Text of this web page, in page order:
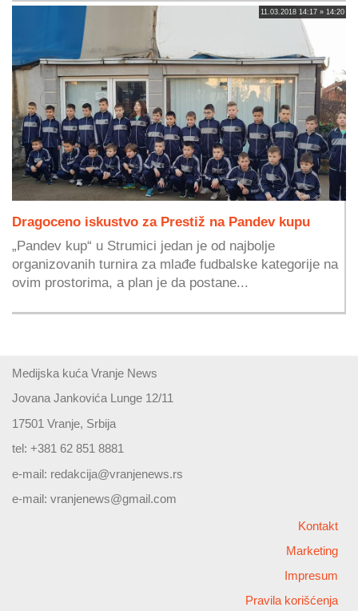
11.03.2018 14:17 » 14:20
Dragoceno iskustvo za Prestiž na Pandev kupu
„Pandev kup“ u Strumici jedan je od najbolje
organizovanih turnira za mlađe fudbalske kategorije na
ovim prostorima, a plan je da postane...
Medijska kuća Vranje News
Jovana Jankovića Lunge 12/11
17501 Vranje, Srbija
tel: +381 62 851 8881
e-mail: redakcija@vranjenews.rs
e-mail: vranjenews@gmail.com
Kontakt
Marketing
Impresum
Pravila korišćenja